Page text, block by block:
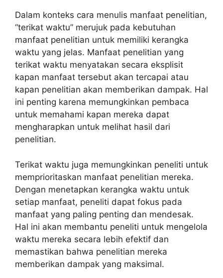
Dalam konteks cara menulis manfaat penelitian,
“terikat waktu” merujuk pada kebutuhan
manfaat penelitian untuk memiliki kerangka
waktu yang jelas. Manfaat penelitian yang
terikat waktu menyatakan secara eksplisit
kapan manfaat tersebut akan tercapai atau
kapan penelitian akan memberikan dampak. Hal
ini penting karena memungkinkan pembaca
untuk memahami kapan mereka dapat
mengharapkan untuk melihat hasil dari
penelitian.
Terikat waktu juga memungkinkan peneliti untuk
memprioritaskan manfaat penelitian mereka.
Dengan menetapkan kerangka waktu untuk
setiap manfaat, peneliti dapat fokus pada
manfaat yang paling penting dan mendesak.
Hal ini akan membantu peneliti untuk mengelola
waktu mereka secara lebih efektif dan
memastikan bahwa penelitian mereka
memberikan dampak yang maksimal.